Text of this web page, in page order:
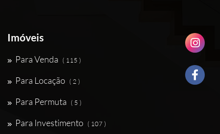
Imóveis
Para Venda ( 115 )
Para Locação ( 2 )
Para Permuta ( 5 )
Para Investimento ( 107 )